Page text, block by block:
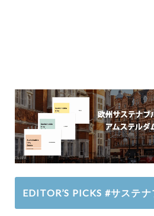
EDITOR’S PICKS #サステ